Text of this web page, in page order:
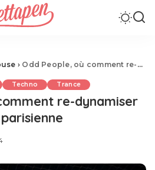
› Odd People, où comment re-dynamiser la scène électro parisienne
Techno Trance
re-dynamiser